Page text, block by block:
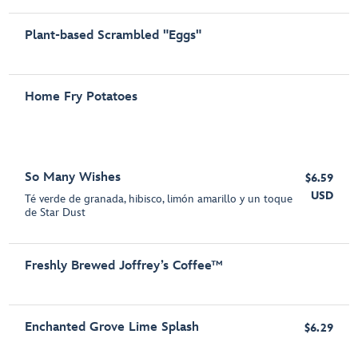
Plant-based Scrambled "Eggs"
Home Fry Potatoes
So Many Wishes
Té verde de granada, hibisco, limón amarillo y un toque
de Star Dust
$6.59
USD
Freshly Brewed Joffrey’s Coffee™
Enchanted Grove Lime Splash
$6.29